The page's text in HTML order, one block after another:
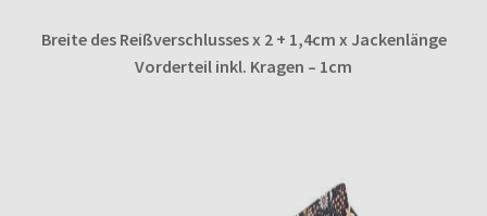
Breite des Reißverschlusses x 2 + 1,4cm x Jackenlänge
Vorderteil inkl. Kragen – 1cm